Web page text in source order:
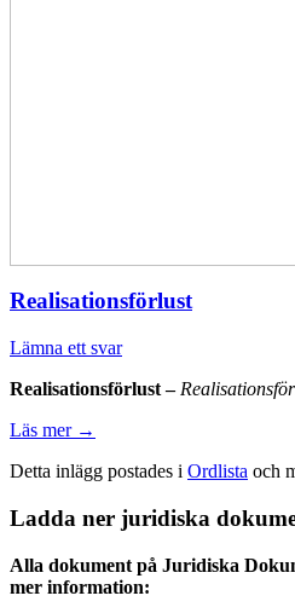
Realisationsförlust
Lämna ett svar
Realisationsförlust –
Läs mer →
Detta inlägg postades i Ordlista och
Ladda ner juridiska
Alla dokument på Juridiska
mer information: